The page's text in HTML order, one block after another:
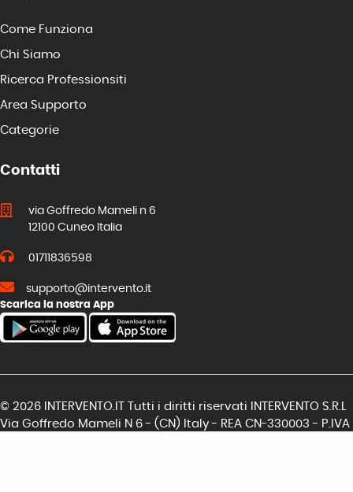
Come Funziona
Chi Siamo
Ricerca Professionsiti
Area Supporto
Categorie
Contatti
via Goffredo Mameli n 6
12100 Cuneo Italia
01711836598
supporto@intervento.it
Scarica la nostra App
© 2026 INTERVENTO.IT Tutti i diritti riservati INTERVENTO S.R.L
Via Goffredo Mameli N 6 - (CN) Italy - REA CN-330003 - P.IVA